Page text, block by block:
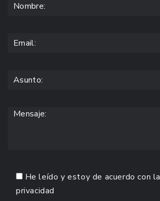
He leído y estoy de acuerdo con la
privacidad